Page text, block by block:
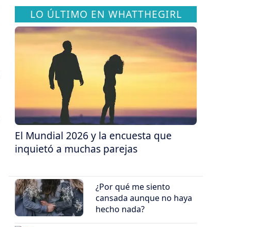
LO ÚLTIMO EN WHATTHEGIRL
El Mundial 2026 y la encuesta que
inquietó a muchas parejas
¿Por qué me siento
cansada aunque no haya
hecho nada?